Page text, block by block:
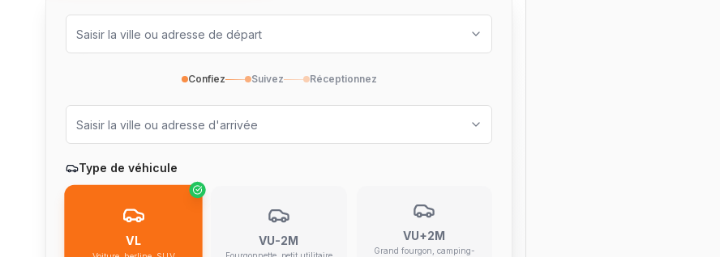
Confiez Suivez Réceptionnez
Type de véhicule
VL VU-2M VU+2M
Grand fourgon, camping-